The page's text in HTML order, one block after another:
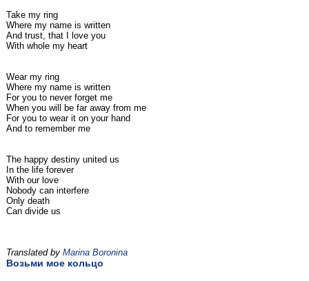
Take my ring
Where my name is written
And trust, that I love you
With whole my heart
Wear my ring
Where my name is written
For you to never forget me
When you will be far away from me
For you to wear it on your hand
And to remember me
The happy destiny united us
In the life forever
With our love
Nobody can interfere
Only death
Can divide us
Translated by Marina Boronina
Возьми мое кольцо